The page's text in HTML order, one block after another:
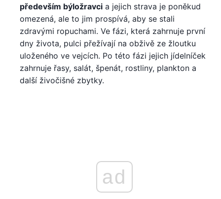
především býložravci a jejich strava je poněkud
omezená, ale to jim prospívá, aby se stali
zdravými ropuchami. Ve fázi, která zahrnuje první
dny života, pulci přežívají na obživě ze žloutku
uloženého ve vejcích. Po této fázi jejich jídelníček
zahrnuje řasy, salát, špenát, rostliny, plankton a
další živočišné zbytky.
ad